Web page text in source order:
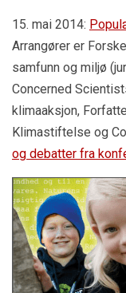
15. mai 2014:
Arrangører er
samfunn og miljø
Concerned
klimaaksjon,
Klimastiftelse og
og debatter fra